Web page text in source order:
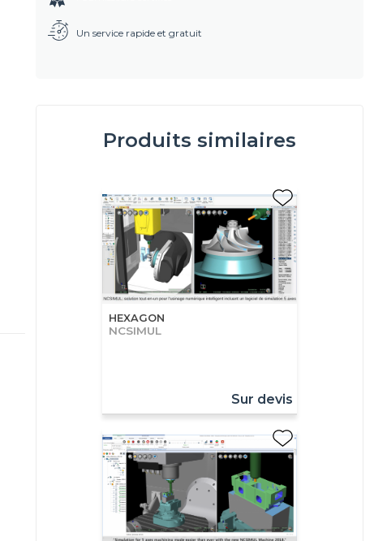
Un service rapide et gratuit
Produits similaires
HEXAGON
NCSIMUL
Sur devis